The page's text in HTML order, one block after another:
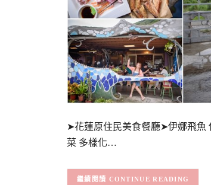
➤花蓮原住民美食餐廳➤伊娜飛魚
菜 多樣化…
CONTINUE READING